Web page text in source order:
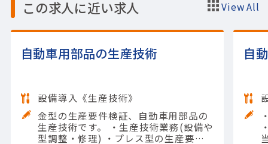
この求人に近い求人 View All
自動車用部品の生産技術
設備導入《生産技術》
金型の生産要件検証、自動車用部品の
生産技術です。 ・生産技術業務(設備や
型調整・修理) ・プレス型の生産要件
自